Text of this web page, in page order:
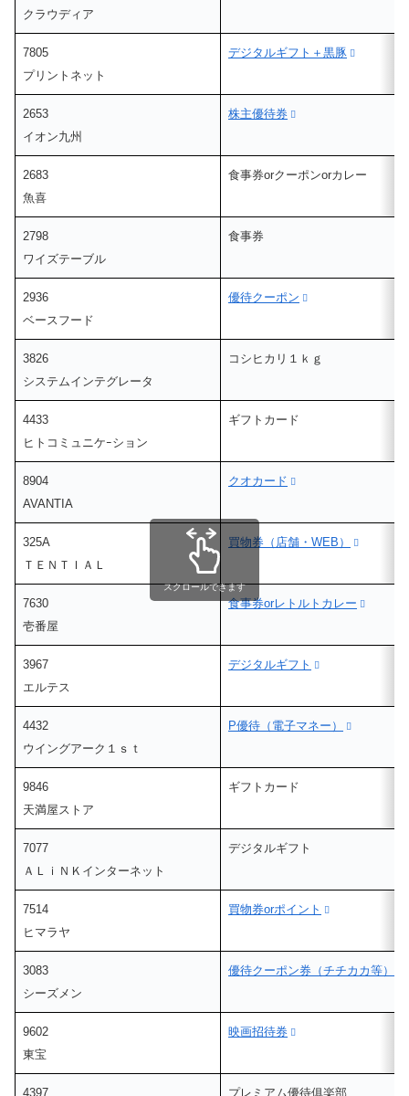
クラウディア
7805
プリントネット
デジタルギフト＋黒豚
2653
イオン九州
株主優待券
2683
魚喜
食事券orクーポンorカレー
2798
ワイズテーブル
食事券
2936
ベースフード
優待クーポン
3826
システムインテグレータ
コシヒカリ１ｋｇ
4433
ヒトコミュニケｰション
ギフトカード
8904
AVANTIA
クオカード
325A
ＴＥＮＴＩＡＬ
買物券（店舗・WEB）
7630
壱番屋
食事券orレトルトカレー
3967
エルテス
デジタルギフト
4432
ウイングアーク１ｓｔ
P優待（電子マネー）
9846
天満屋ストア
ギフトカード
7077
ＡＬｉＮＫインターネット
デジタルギフト
7514
ヒマラヤ
買物券orポイント
3083
シーズメン
優待クーポン券（チチカカ等）
9602
東宝
映画招待券
4397 プレミアム優待俱楽部
スクロールできます